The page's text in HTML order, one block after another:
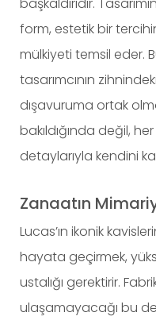
form, estetik bir
mülkiyeti temsil eder.
tasarımcının
dışavuruma ortak
bakıldığında değil,
detaylarıyla kendini
Zanaatın
Lucas’ın ikonik
hayata geçirmek,
ustalığı gerektirir.
ulaşamayacağı bu